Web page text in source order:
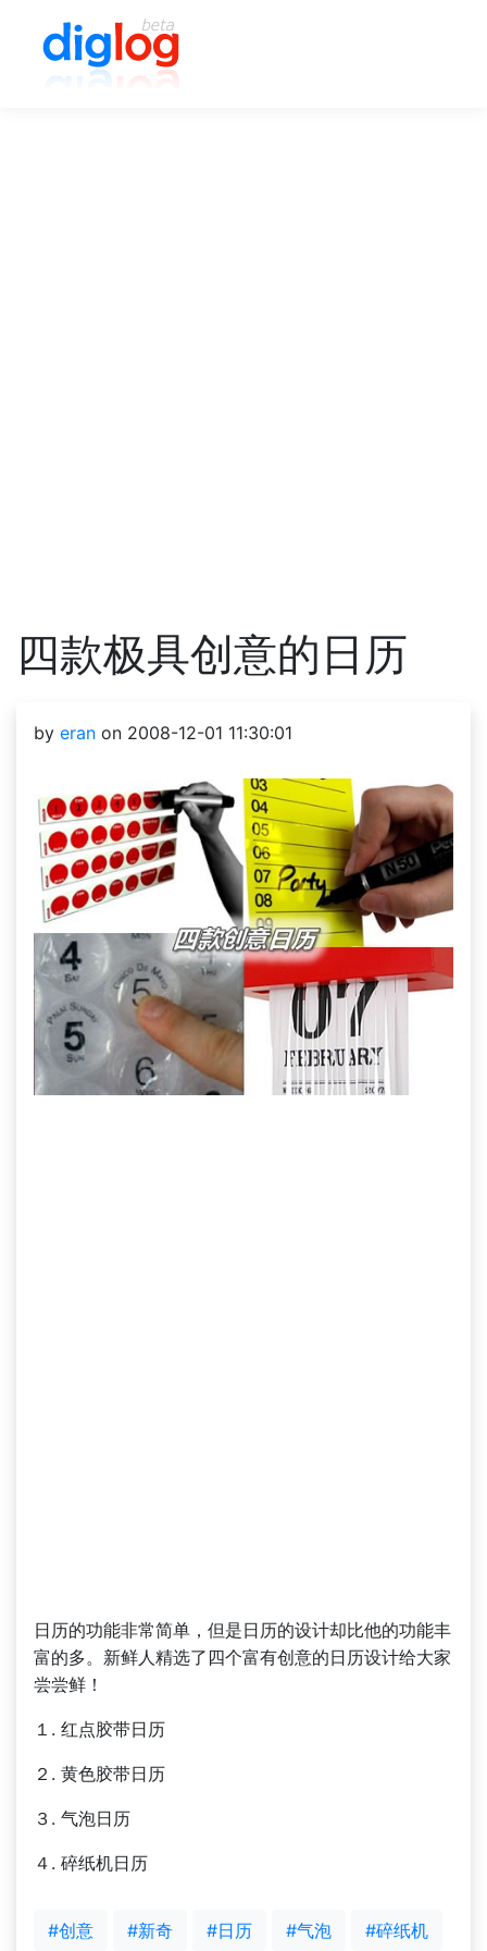
四款极具创意的日历
by eran on 2008-12-01 11:30:01
日历的功能非常简单，但是日历的设计却比他的功能丰
富的多。新鲜人精选了四个富有创意的日历设计给大家
尝尝鲜！
１. 红点胶带日历
２. 黄色胶带日历
３. 气泡日历
４. 碎纸机日历
#创意 #新奇 #日历 #气泡 #碎纸机